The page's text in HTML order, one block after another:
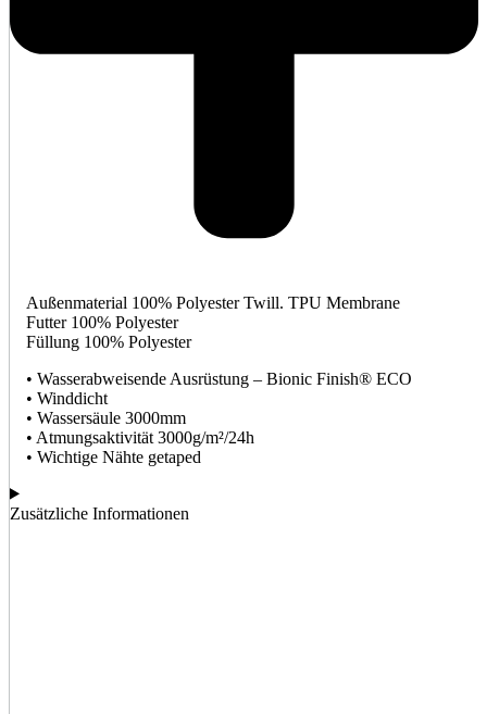
Außenmaterial 100% Polyester Twill. TPU Membrane
Futter 100% Polyester
Füllung 100% Polyester
• Wasserabweisende Ausrüstung – Bionic Finish® ECO
• Winddicht
• Wassersäule 3000mm
• Atmungsaktivität 3000g/m²/24h
• Wichtige Nähte getaped
Zusätzliche Informationen